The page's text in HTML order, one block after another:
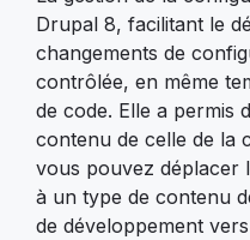
Drupal 8, facilitant le
changements de
contrôlée, en même
de code. Elle a permis
contenu de celle de la
vous pouvez déplacer
à un type de contenu
de développement